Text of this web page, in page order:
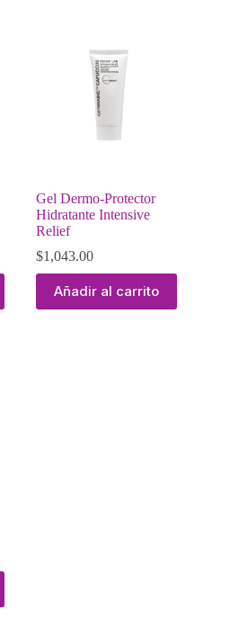
Gel Dermo-Protector
Hidratante Intensive
Relief
$1,043.00
Añadir al carrito